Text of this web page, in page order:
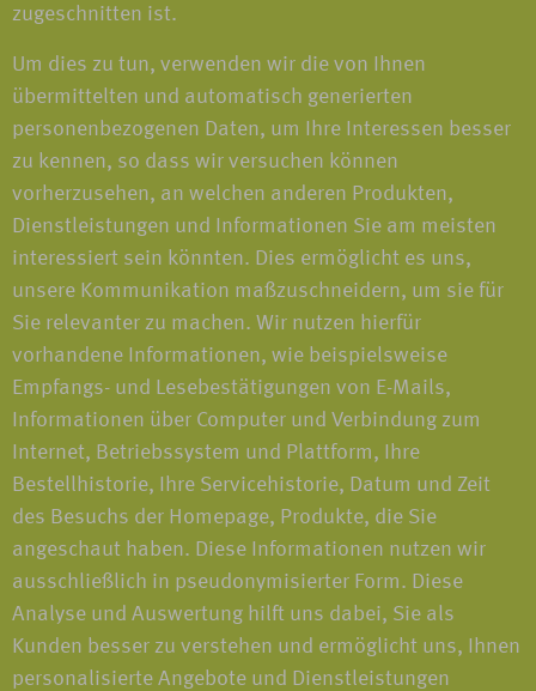
zugeschnitten ist.
Um dies zu tun, verwenden wir die von Ihnen
übermittelten und automatisch generierten
personenbezogenen Daten, um Ihre Interessen besser
zu kennen, so dass wir versuchen können
vorherzusehen, an welchen anderen Produkten,
Dienstleistungen und Informationen Sie am meisten
interessiert sein könnten. Dies ermöglicht es uns,
unsere Kommunikation maßzuschneidern, um sie für
Sie relevanter zu machen. Wir nutzen hierfür
vorhandene Informationen, wie beispielsweise
Empfangs- und Lesebestätigungen von E-Mails,
Informationen über Computer und Verbindung zum
Internet, Betriebssystem und Plattform, Ihre
Bestellhistorie, Ihre Servicehistorie, Datum und Zeit
des Besuchs der Homepage, Produkte, die Sie
angeschaut haben. Diese Informationen nutzen wir
ausschließlich in pseudonymisierter Form. Diese
Analyse und Auswertung hilft uns dabei, Sie als
Kunden besser zu verstehen und ermöglicht uns, Ihnen
personalisierte Angebote und Dienstleistungen